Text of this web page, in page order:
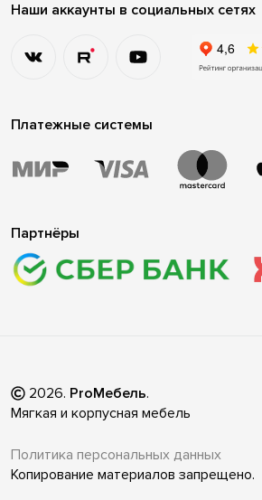
Наши аккаунты в социальных сетях
Платежные системы
Партнёры
2026. ProМебель.
Мягкая и корпусная мебель
Политика персональных данных
Копирование материалов запрещено.